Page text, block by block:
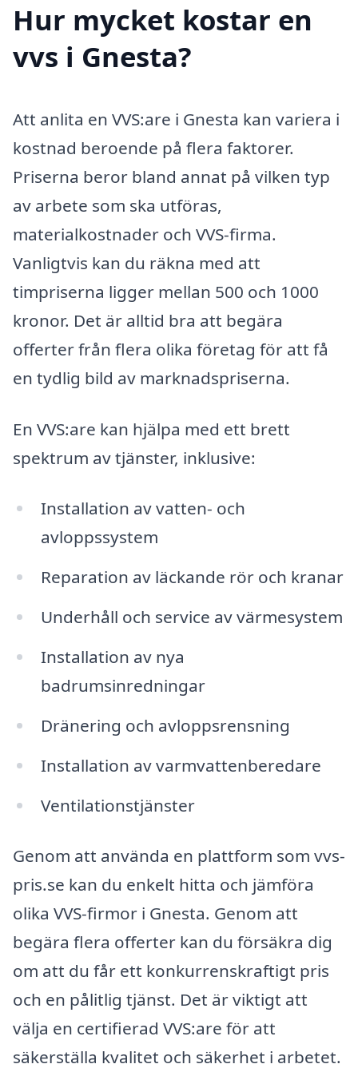
Hur mycket kostar en
vvs i Gnesta?
Att anlita en VVS:are i Gnesta kan variera i
kostnad beroende på flera faktorer.
Priserna beror bland annat på vilken typ
av arbete som ska utföras,
materialkostnader och VVS-firma.
Vanligtvis kan du räkna med att
timpriserna ligger mellan 500 och 1000
kronor. Det är alltid bra att begära
offerter från flera olika företag för att få
en tydlig bild av marknadspriserna.
En VVS:are kan hjälpa med ett brett
spektrum av tjänster, inklusive:
Installation av vatten- och
avloppssystem
Reparation av läckande rör och kranar
Underhåll och service av värmesystem
Installation av nya
badrumsinredningar
Dränering och avloppsrensning
Installation av varmvattenberedare
Ventilationstjänster
Genom att använda en plattform som vvs-
pris.se kan du enkelt hitta och jämföra
olika VVS-firmor i Gnesta. Genom att
begära flera offerter kan du försäkra dig
om att du får ett konkurrenskraftigt pris
och en pålitlig tjänst. Det är viktigt att
välja en certifierad VVS:are för att
säkerställa kvalitet och säkerhet i arbetet.